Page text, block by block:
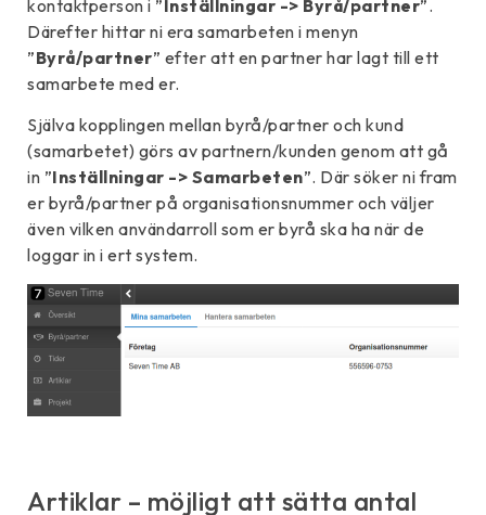
kontaktperson i ”Inställningar -> Byrå/partner”.
Därefter hittar ni era samarbeten i menyn
”Byrå/partner” efter att en partner har lagt till ett
samarbete med er.
Själva kopplingen mellan byrå/partner och kund
(samarbetet) görs av partnern/kunden genom att gå
in ”Inställningar -> Samarbeten”. Där söker ni fram
er byrå/partner på organisationsnummer och väljer
även vilken användarroll som er byrå ska ha när de
loggar in i ert system.
Artiklar – möjligt att sätta antal